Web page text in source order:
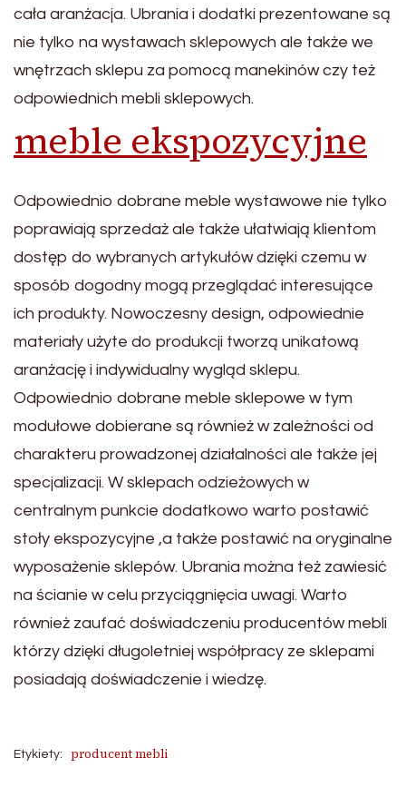
cała aranżacja. Ubrania i dodatki prezentowane są
nie tylko na wystawach sklepowych ale także we
wnętrzach sklepu za pomocą manekinów czy też
odpowiednich mebli sklepowych.
meble ekspozycyjne
Odpowiednio dobrane meble wystawowe nie tylko
poprawiają sprzedaż ale także ułatwiają klientom
dostęp do wybranych artykułów dzięki czemu w
sposób dogodny mogą przeglądać interesujące
ich produkty. Nowoczesny design, odpowiednie
materiały użyte do produkcji tworzą unikatową
aranżację i indywidualny wygląd sklepu.
Odpowiednio dobrane meble sklepowe w tym
modułowe dobierane są również w zależności od
charakteru prowadzonej działalności ale także jej
specjalizacji. W sklepach odzieżowych w
centralnym punkcie dodatkowo warto postawić
stoły ekspozycyjne ,a także postawić na oryginalne
wyposażenie sklepów. Ubrania można też zawiesić
na ścianie w celu przyciągnięcia uwagi. Warto
również zaufać doświadczeniu producentów mebli
którzy dzięki długoletniej współpracy ze sklepami
posiadają doświadczenie i wiedzę.
Etykiety: producent mebli